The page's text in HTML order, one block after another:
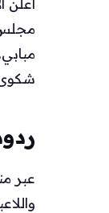
أعلن
مجلس
شكوى
عبر